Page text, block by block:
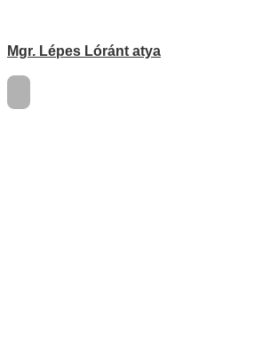
Mgr. Lépes Lóránt atya